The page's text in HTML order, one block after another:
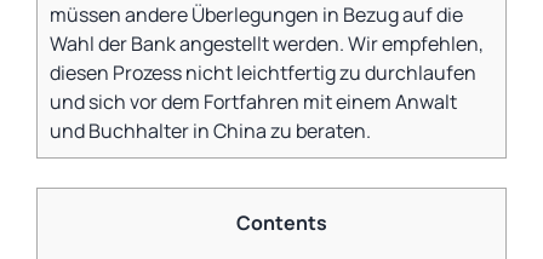
müssen andere Überlegungen in Bezug auf die
Wahl der Bank angestellt werden. Wir empfehlen,
diesen Prozess nicht leichtfertig zu durchlaufen
und sich vor dem Fortfahren mit einem Anwalt
und Buchhalter in China zu beraten.
Contents